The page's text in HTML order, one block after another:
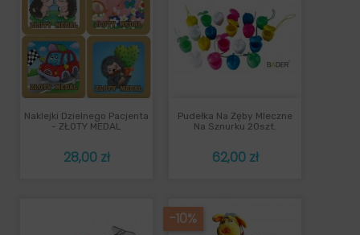
Naklejki Dzielnego Pacjenta
- ZŁOTY MEDAL
Cena
28,00 zł
Pudełka Na Zęby Mleczne
Na Sznurku 20szt.
Cena
62,00 zł
-10%